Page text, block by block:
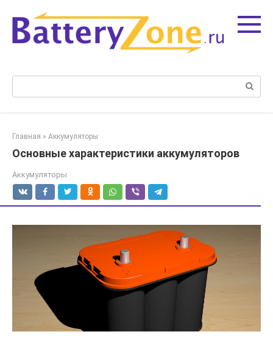
контенту
Поиск:
Главная » Аккумуляторы
Основные характеристики аккумуляторов
Аккумуляторы